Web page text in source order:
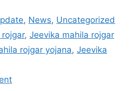
, News, Uncategorized
,Jeevika mahila rojgar
rojgar yojana, Jeevika